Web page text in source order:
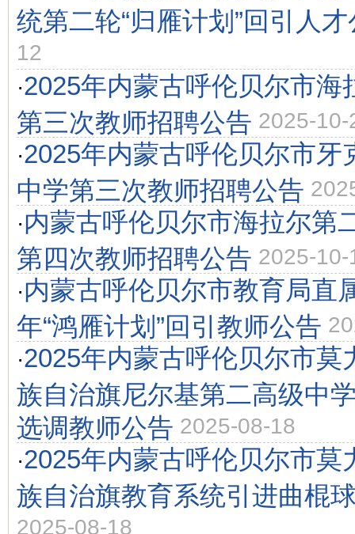
统第二轮“归雁计划”回引人才
12
·2025年内蒙古呼伦贝尔市海
第三次教师招聘公告 2025-10-
·2025年内蒙古呼伦贝尔市牙
中学第三次教师招聘公告
·内蒙古呼伦贝尔市海拉尔第
第四次教师招聘公告 2025-10-
·内蒙古呼伦贝尔市教育局直
年“鸿雁计划”回引教师公告
·2025年内蒙古呼伦贝尔市莫
族自治旗尼尔基第二高级中
选调教师公告 2025-08-18
·2025年内蒙古呼伦贝尔市莫
族自治旗教育系统引进曲棍
2025-08-18